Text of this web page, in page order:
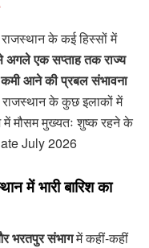
के कई हिस्सों में
अगले एक सप्ताह तक राज्य
कमी आने की प्रबल संभावना
राजस्थान के कुछ इलाकों में
में मौसम मुख्यतः शुष्क रहने के
July 2026
में भारी बारिश का
भरतपुर संभागमें कहीं-कहीं